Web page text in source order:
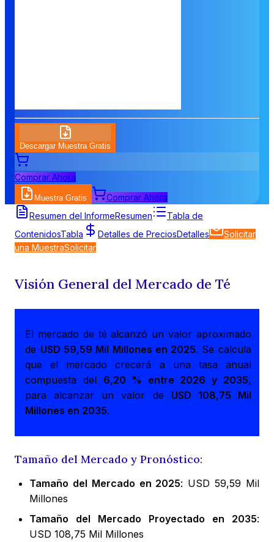
Descargar Muestra Gratis
Comprar Ahora
Muestra Gratis
Comprar Ahora
Resumen del InformeResumen
Tabla de
ContenidosTabla Detalles de PreciosDetalles
Solicitar
una MuestraSolicitar
Visión General del Mercado de Té
El mercado de té alcanzó un valor aproximado
de USD 59,59 Mil Millones en 2025. Se calcula
que el mercado crecerá a una tasa anual
compuesta del 6,20 % entre 2026 y 2035,
para alcanzar un valor de USD 108,75 Mil
Millones en 2035.
Tamaño del Mercado y Pronóstico:
Tamaño del Mercado en 2025: USD 59,59 Mil
Millones
Tamaño del Mercado Proyectado en 2035:
USD 108,75 Mil Millones